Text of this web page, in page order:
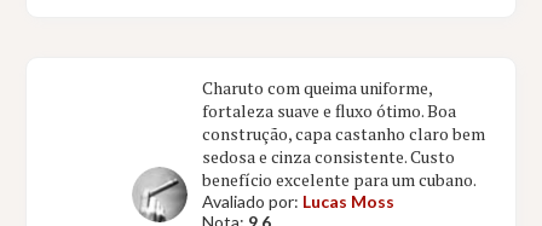
Charuto com queima uniforme,
fortaleza suave e fluxo ótimo. Boa
construção, capa castanho claro bem
sedosa e cinza consistente. Custo
benefício excelente para um cubano.
Avaliado por: Lucas Moss
Nota: 9.6